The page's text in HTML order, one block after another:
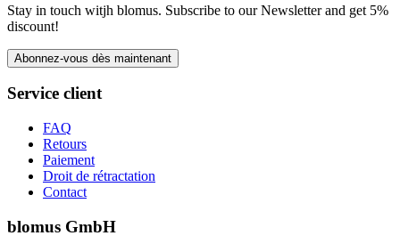
Stay in touch witjh blomus. Subscribe to our Newsletter and get 5%
discount!
Abonnez-vous dès maintenant
Service client
FAQ
Retours
Paiement
Droit de rétractation
Contact
blomus GmbH